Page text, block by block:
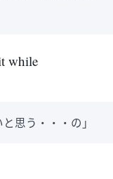
while
思う・・・の」